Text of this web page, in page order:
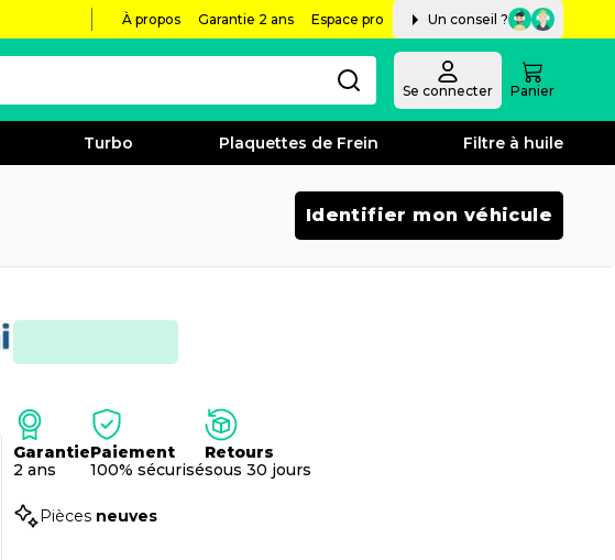
À propos Garantie 2 ans Espace pro Un conseil ?
Se connecter Panier
Turbo Plaquettes de Frein Filtre à huile
Identifier mon véhicule
Garantie
2 ans
Paiement
100% sécurisé
Retours
sous 30 jours
Pièces neuves